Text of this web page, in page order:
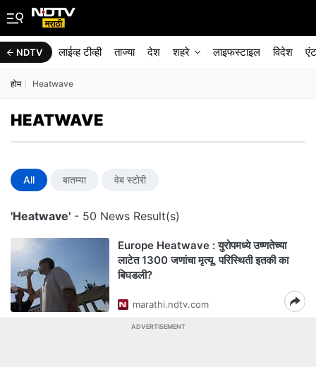
NDTV लाईव्ह टीव्ही ताज्या देश शहरे लाइफस्टाइल विदेश
होम Heatwave
HEATWAVE
All बातम्या वेब स्टोरी
'Heatwave' - 50 News Result(s)
Europe Heatwave : युरोपमध्ये उष्णतेच्या
लाटेत 1300 जणांचा मृत्यू, परिस्थिती इतकी का
बिघडली?
marathi.ndtv.com
ADVERTISEMENT